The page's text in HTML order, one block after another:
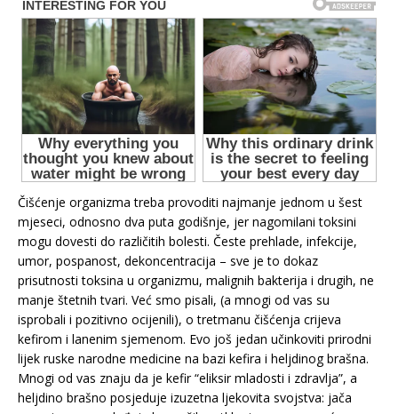
Čišćenje organizma treba provoditi najmanje jednom u šest
mjeseci, odnosno dva puta godišnje, jer nagomilani toksini
mogu dovesti do različitih bolesti. Česte prehlade, infekcije,
umor, pospanost, dekoncentracija – sve je to dokaz
prisutnosti toksina u organizmu, malignih bakterija i drugih, ne
manje štetnih tvari. Već smo pisali, (a mnogi od vas su
isprobali i pozitivno ocijenili), o tretmanu čišćenja crijeva
kefirom i lanenim sjemenom. Evo još jedan učinkoviti prirodni
lijek ruske narodne medicine na bazi kefira i heljdinog brašna.
Mnogi od vas znaju da je kefir “eliksir mladosti i zdravlja”, a
heljdino brašno posjeduje izuzetna ljekovita svojstva: jača